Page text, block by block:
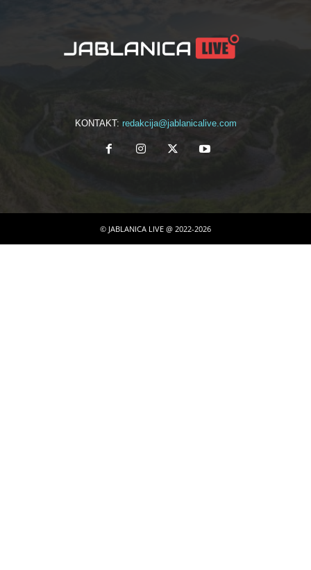
KONTAKT: redakcija@jablanicalive.com
© JABLANICA LIVE @ 2022-2026